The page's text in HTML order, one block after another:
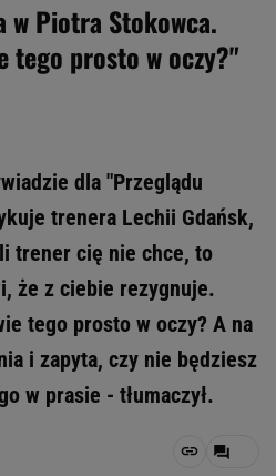
w Piotra Stokowca.
tego prosto w oczy?"
dla "Przeglądu
trenera Lechii Gdańsk,
trener cię nie chce, to
że z ciebie rezygnuje.
tego prosto w oczy? A na
i zapyta, czy nie będziesz
w prasie - tłumaczył.